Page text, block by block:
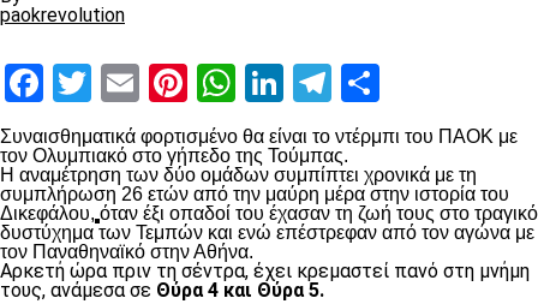
paokrevolution
Facebook
Twitter
EmailPinterest
WhatsApp
LinkedInTelegram
Συναισθηματικά φορτισμένο θα είναι το ντέρμπι του ΠΑΟΚ με
τον Ολυμπιακό στο γήπεδο της Τούμπας.
Η αναμέτρηση των δύο ομάδων συμπίπτει χρονικά με τη
συμπλήρωση 26 ετών από την μαύρη μέρα στην ιστορία του
Δικεφάλου, όταν έξι οπαδοί του έχασαν τη ζωή τους στο τραγικό
δυστύχημα των Τεμπών και ενώ επέστρεφαν από τον αγώνα με
τον Παναθηναϊκό στην Αθήνα.
Αρκετή ώρα πριν τη σέντρα, έχει κρεμαστεί πανό στη μνήμη
τους, ανάμεσα σε Θύρα 4 και Θύρα 5.